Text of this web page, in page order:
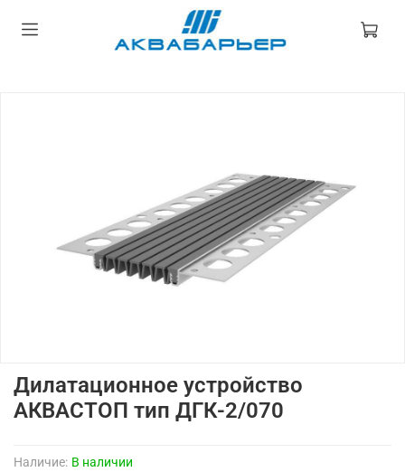
Наличие: В наличии
Дилатационное устройство
АКВАСТОП тип ДГК-2/070